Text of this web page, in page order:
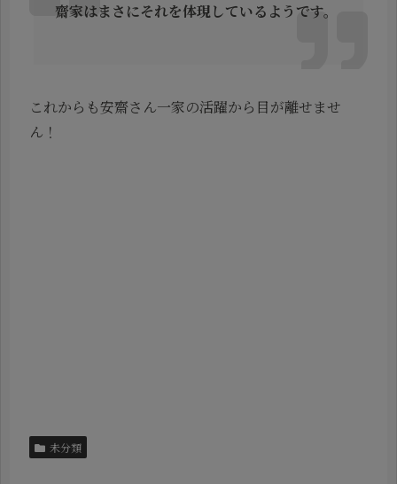
齋家はまさにそれを体現しているようです。
これからも安齋さん一家の活躍から目が離せませ
ん！
未分類